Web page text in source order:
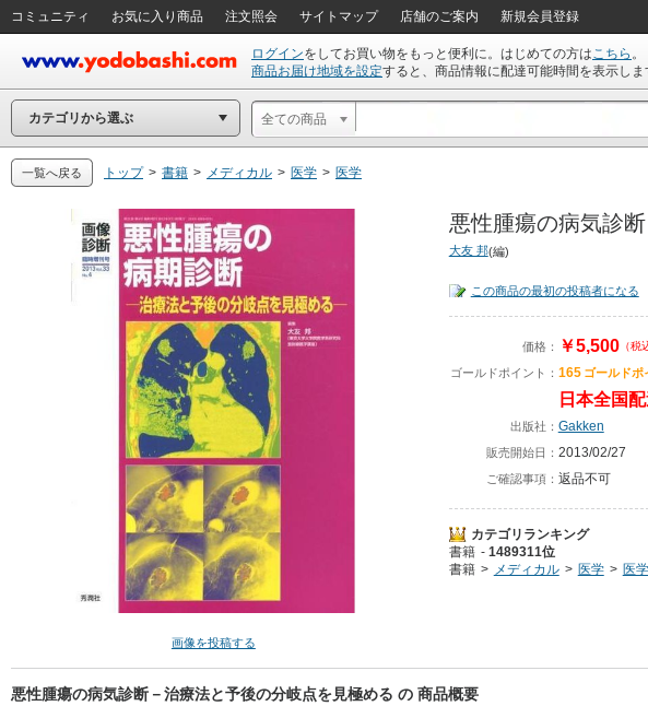
コミュニティ お気に入り商品 注文照会 サイトマップ 店舗のご案内 新規会員登録
ログインをしてお買い物をもっと便利に。はじめての方はこちら 。
商品お届け地域を設定すると、商品情報に配達可能時間を表示しま
カテゴリから選ぶ 全ての商品
一覧へ戻る トップ > 書籍 > メディカル > 医学 > 医学
画像を投稿する
悪性腫瘍の病気診
大友 邦(編)
この商品の最初の投稿者になる
価格： ￥5,500（税
ゴールドポイント： 165 ゴールドポ
日本全国
出版社： Gakken
販売開始日： 2013/02/27
ご確認事項： 返品不可
カテゴリランキング
書籍
1489311位
書籍
メディカル 医学 医学
悪性腫瘍の病気診断－治療法と予後の分岐点を見極める の 商品概要